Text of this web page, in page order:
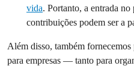
vida. Portanto, a entrada no
contribuições podem ser a
Além disso, também
para empresas — tanto para